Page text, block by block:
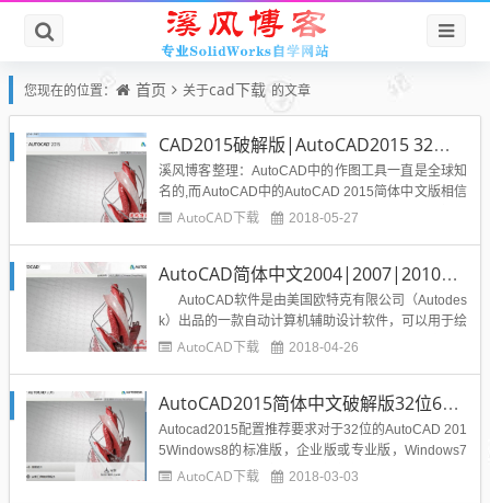
您现在的位置： 首页 关于cad下载 的文章
CAD2015破解版|AutoCAD2015 32位64位简体中文版含注册机下载
溪风博客整理：AutoCAD中的作图工具一直是全球知
名的,而AutoCAD中的AutoCAD 2015简体中文版相信
很多朋友都在用,为了给大家带来更好的体验,本站提供
使用。 ...
AutoCAD下载 2018-05-27
AutoCAD简体中文2004|2007|2010|2011|2012|2013|2014|2015|2016|2017|2018|2019破解版下载集合
AutoCAD软件是由美国欧特克有限公司（Autodes
k）出品的一款自动计算机辅助设计软件，可以用于绘
制二维制图和基本三维设计，通过它无需懂得编程，
业，服装加工等多方...
AutoCAD下载 2018-04-26
AutoCAD2015简体中文破解版32位64位|附序列号|注册机|下载
Autocad2015配置推荐要求对于32位的AutoCAD 201
5Windows8的标准版，企业版或专业版，Windows7
企业版，旗舰版，专业版或家庭高级版的或Windows
AutoCAD下载 2018-03-03